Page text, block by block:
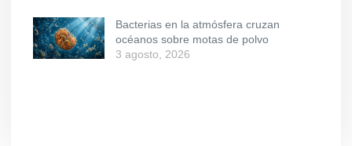
Bacterias en la atmósfera cruzan
océanos sobre motas de polvo
3 agosto, 2026